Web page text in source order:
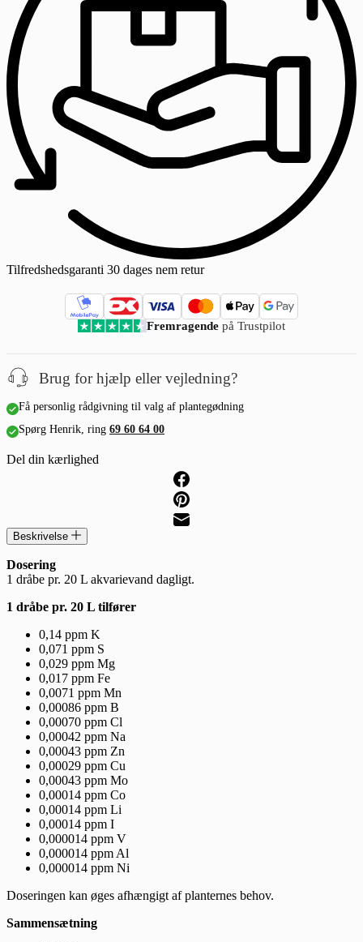
Tilfredshedsgaranti 30 dages nem retur
Fremragende på Trustpilot
Brug for hjælp eller vejledning?
Få personlig rådgivning til valg af plantegødning
Spørg Henrik, ring 69 60 64 00
Del din kærlighed
Beskrivelse
Dosering
1 dråbe pr. 20 L akvarievand dagligt.
1 dråbe pr. 20 L tilfører
0,14 ppm K
0,071 ppm S
0,029 ppm Mg
0,017 ppm Fe
0,0071 ppm Mn
0,00086 ppm B
0,00070 ppm Cl
0,00042 ppm Na
0,00043 ppm Zn
0,00029 ppm Cu
0,00043 ppm Mo
0,00014 ppm Co
0,00014 ppm Li
0,00014 ppm I
0,000014 ppm V
0,000014 ppm Al
0,000014 ppm Ni
Doseringen kan øges afhængigt af planternes behov.
Sammensætning